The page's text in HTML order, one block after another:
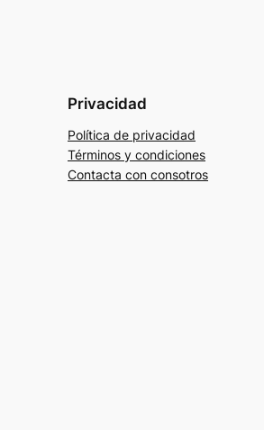
Privacidad
Política de privacidad
Términos y condiciones
Contacta con consotros